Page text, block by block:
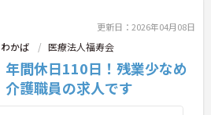
更新日：2026年04月08日
かば 医療法人福寿会
年間休日110日！残業少なめ
護職員の求人です